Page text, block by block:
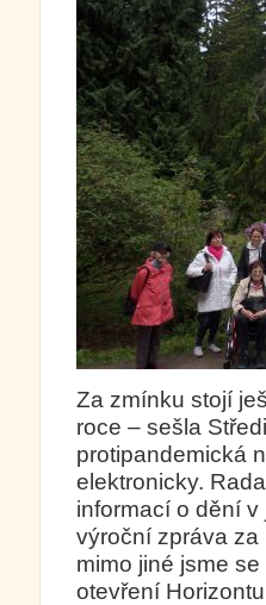
Za zmínku stojí
roce – sešla
protipandemická
elektronicky.
informací o dění
výroční zpráva za
mimo jiné jsme
otevření